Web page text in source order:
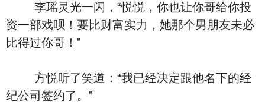
李瑶灵光一闪，“悦悦，你也让你哥给你投
资一部戏呗！要比财富实力，她那个男朋友未必
比得过你哥！”
方悦听了笑道：“我已经决定跟他名下的经
纪公司签约了。”